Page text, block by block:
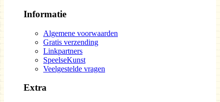
Informatie
Algemene voorwaarden
Gratis verzending
Linkpartners
SpeelseKunst
Veelgestelde vragen
Extra